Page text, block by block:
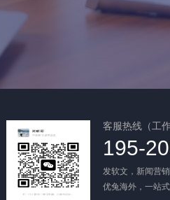
客服热线（工作
195-
发软文，新闻营
优兔海外，一站